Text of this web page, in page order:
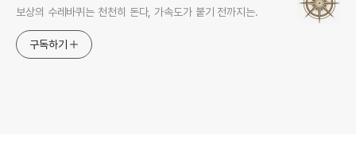
보상의 수레바퀴는 천천히 돈다, 가속도가 붙기 전까지는.
구독하기